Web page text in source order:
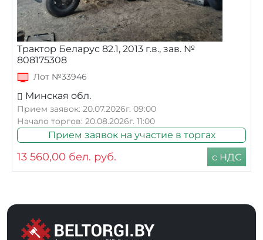
Трактор Беларус 82.1, 2013 г.в., зав. №
808175308
Лот №33946
Минская обл.
Прием заявок: 20.07.2026г. 09:00
Начало торгов: 20.08.2026г. 11:00
Прием заявок на участие в торгах
13 560,00 бел. руб. с НДС